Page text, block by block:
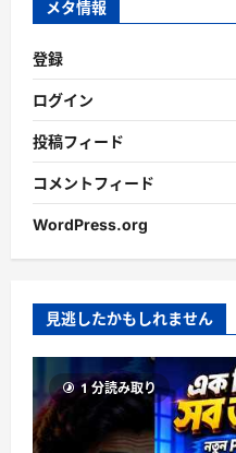
メタ情報
登録
ログイン
投稿フィード
コメントフィード
WordPress.org
見逃したかもしれません
1 分読み取り